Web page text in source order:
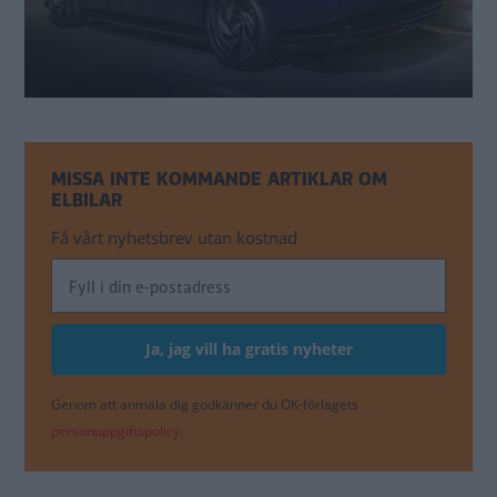
MISSA INTE KOMMANDE ARTIKLAR OM
ELBILAR
Få vårt nyhetsbrev utan kostnad
Genom att anmäla dig godkänner du OK-förlagets
personuppgiftspolicy.